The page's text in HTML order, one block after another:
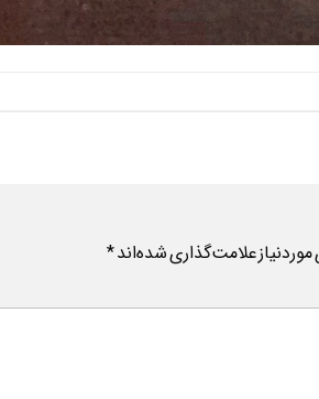
علامت‌گذاری شده‌اند*